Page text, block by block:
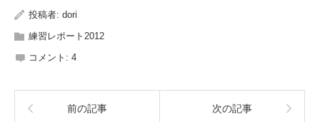
投稿者: dori
練習レポート2012
コメント: 4
前の記事 次の記事